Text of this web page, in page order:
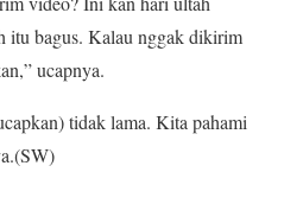
itu bagus. Kalau nggak dikirim
ucapnya.
tidak lama. Kita pahami